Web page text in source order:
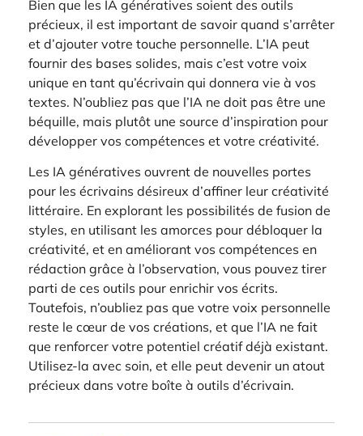
Bien que les IA génératives soient des outils
précieux, il est important de savoir quand s’arrêter
et d’ajouter votre touche personnelle. L’IA peut
fournir des bases solides, mais c’est votre voix
unique en tant qu’écrivain qui donnera vie à vos
textes. N’oubliez pas que l’IA ne doit pas être une
béquille, mais plutôt une source d’inspiration pour
développer vos compétences et votre créativité.
Les IA génératives ouvrent de nouvelles portes
pour les écrivains désireux d’affiner leur créativité
littéraire. En explorant les possibilités de fusion de
styles, en utilisant les amorces pour débloquer la
créativité, et en améliorant vos compétences en
rédaction grâce à l’observation, vous pouvez tirer
parti de ces outils pour enrichir vos écrits.
Toutefois, n’oubliez pas que votre voix personnelle
reste le cœur de vos créations, et que l’IA ne fait
que renforcer votre potentiel créatif déjà existant.
Utilisez-la avec soin, et elle peut devenir un atout
précieux dans votre boîte à outils d’écrivain.